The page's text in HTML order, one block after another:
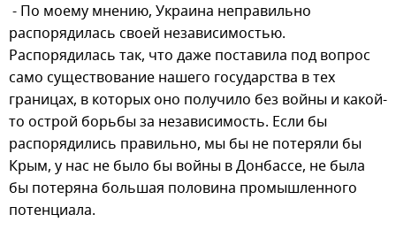
- По моему мнению, Украина неправильно
распорядилась своей независимостью.
Распорядилась так, что даже поставила под вопрос
само существование нашего государства в тех
границах, в которых оно получило без войны и какой-
то острой борьбы за независимость. Если бы
распорядились правильно, мы бы не потеряли бы
Крым, у нас не было бы войны в Донбассе, не была
бы потеряна большая половина промышленного
потенциала.